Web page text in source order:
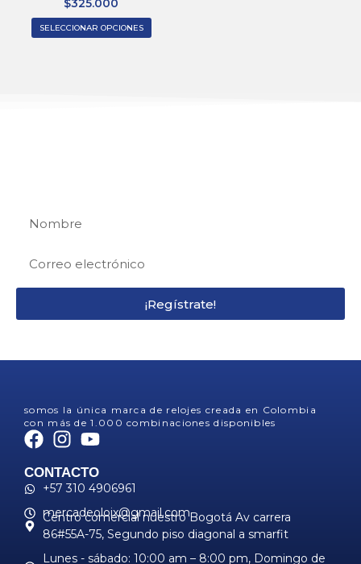
$325.000
SELECCIONAR OPCIONES
¡Regístrate!
somos la única marca de relojes creada en Colombia
con más de 1.000 combinaciones disponibles
CONTACTO
+57 310 4906961
mercadeoloix@gmail.com
Centro comercial nuestro Bogotá Av carrera
86#55A-75, Segundo piso diagonal a smarfit
Lunes - sábado: 10:00 am – 8:00 pm, ​Domingo de